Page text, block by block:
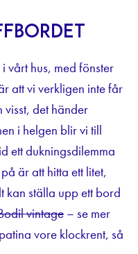
vårt hus, med fönster
att vi verkligen inte får
det händer
i helgen blir vi till
ett dukningsdilemma
är att hitta ett litet,
kan ställa upp ett bord
vintage – se mer
vore klockrent, så